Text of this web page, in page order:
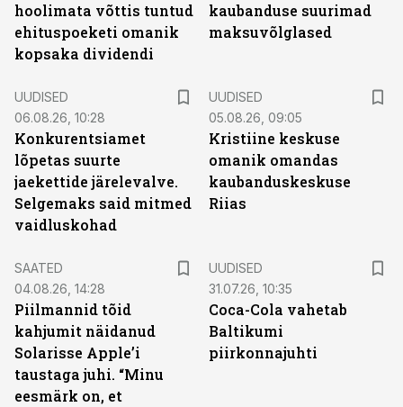
hoolimata võttis tuntud
ehituspoeketi omanik
kopsaka dividendi
kaubanduse suurimad
maksuvõlglased
UUDISED
06.08.26, 10:28
Konkurentsiamet
lõpetas suurte
jaekettide järelevalve.
Selgemaks said mitmed
vaidluskohad
UUDISED
05.08.26, 09:05
Kristiine keskuse
omanik omandas
kaubanduskeskuse
Riias
SAATED
04.08.26, 14:28
Piilmannid tõid
kahjumit näidanud
Solarisse Apple’i
taustaga juhi. “Minu
eesmärk on, et
UUDISED
31.07.26, 10:35
Coca-Cola vahetab
Baltikumi
piirkonnajuhti